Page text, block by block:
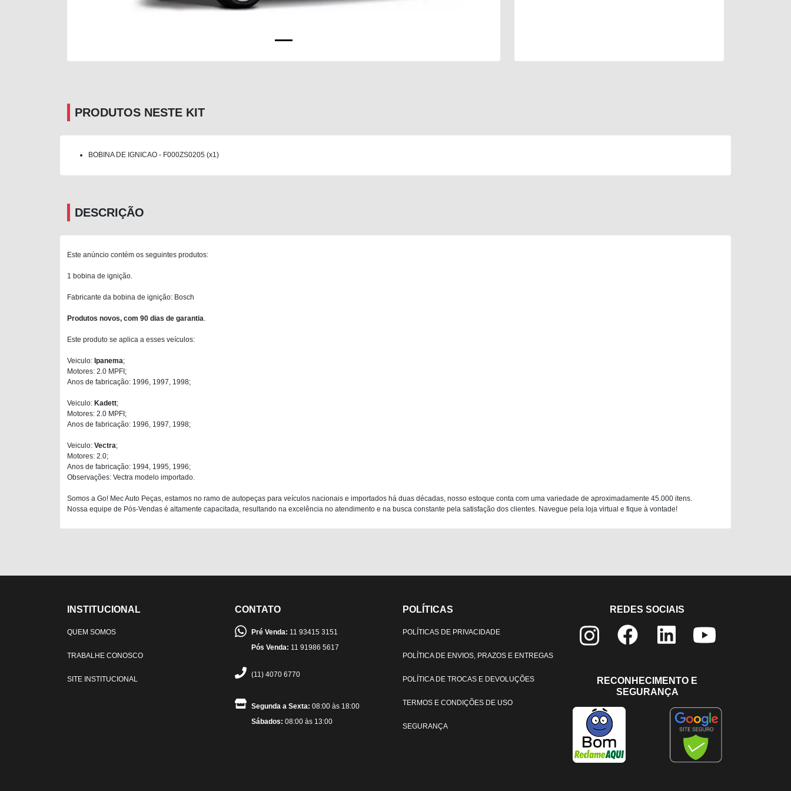
PRODUTOS NESTE KIT
BOBINA DE IGNICAO - F000ZS0205 (x1)
DESCRIÇÃO
Este anúncio contém os seguintes produtos:
1 bobina de ignição.
Fabricante da bobina de ignição: Bosch
Produtos novos, com 90 dias de garantia.
Este produto se aplica a esses veículos:
Veiculo: Ipanema;
Motores: 2.0 MPFI;
Anos de fabricação: 1996, 1997, 1998;
Veiculo: Kadett;
Motores: 2.0 MPFI;
Anos de fabricação: 1996, 1997, 1998;
Veiculo: Vectra;
Motores: 2.0;
Anos de fabricação: 1994, 1995, 1996;
Observações: Vectra modelo importado.
Somos a Go! Mec Auto Peças, estamos no ramo de autopeças para veículos nacionais e importados há duas décadas, nosso estoque conta com uma variedade de aproximadamente 45.000 itens.
Nossa equipe de Pós-Vendas é altamente capacitada, resultando na excelência no atendimento e na busca constante pela satisfação dos clientes. Navegue pela loja virtual e fique à vontade!
INSTITUCIONAL
QUEM SOMOS
TRABALHE CONOSCO
SITE INSTITUCIONAL
CONTATO
Pré Venda: 11 93415 3151
Pós Venda: 11 91986 5617
(11) 4070 6770
Segunda a Sexta: 08:00 às 18:00
Sábados: 08:00 às 13:00
POLÍTICAS
POLÍTICAS DE PRIVACIDADE
POLÍTICA DE ENVIOS, PRAZOS E ENTREGAS
POLÍTICA DE TROCAS E DEVOLUÇÕES
TERMOS E CONDIÇÕES DE USO
SEGURANÇA
REDES SOCIAIS
RECONHECIMENTO E
SEGURANÇA